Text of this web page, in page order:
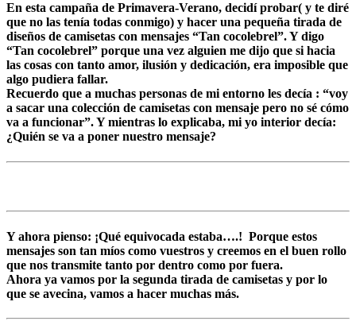
En esta campaña de Primavera-Verano, decidí probar( y te diré
que no las tenía todas conmigo) y hacer una pequeña tirada de
diseños de camisetas con mensajes “Tan cocolebrel”. Y digo
“Tan cocolebrel” porque una vez alguien me dijo que si hacia
las cosas con tanto amor, ilusión y dedicación, era imposible que
algo pudiera fallar.
Recuerdo que a muchas personas de mi entorno les decía : “voy
a sacar una colección de camisetas con mensaje pero no sé cómo
va a funcionar”. Y mientras lo explicaba, mi yo interior decía:
¿Quién se va a poner nuestro mensaje?
Y ahora pienso: ¡Qué equivocada estaba….! Porque estos
mensajes son tan míos como vuestros y creemos en el buen rollo
que nos transmite tanto por dentro como por fuera.
Ahora ya vamos por la segunda tirada de camisetas y por lo
que se avecina, vamos a hacer muchas más.